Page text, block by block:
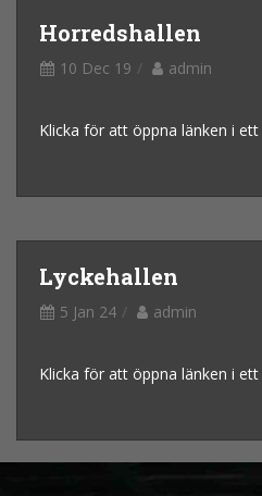
Horredshallen
10 Dec 19 admin
Klicka för att öppna länken i
Lyckehallen
5 Jan 24 admin
Klicka för att öppna länken i